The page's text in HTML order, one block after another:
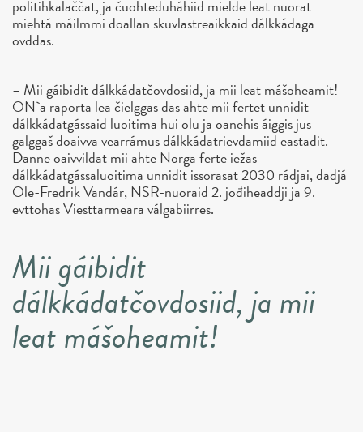
politihkalaččat, ja čuohteduháhiid mielde leat nuorat
miehtá máilmmi doallan skuvlastreaikkaid dálkkádaga
ovddas.
– Mii gáibidit dálkkádatčovdosiid, ja mii leat mášoheamit!
ON`a raporta lea čielggas das ahte mii fertet unnidit
dálkkádatgássaid luoitima hui olu ja oanehis áiggis jus
galggaš doaivva vearrámus dálkkádatrievdamiid eastadit.
Danne oaivvildat mii ahte Norga ferte iežas
dálkkádatgássaluoitima unnidit issorasat 2030 rádjai, dadjá
Ole-Fredrik Vandár, NSR-nuoraid 2. jođiheaddji ja 9.
evttohas Viesttarmeara válgabiirres.
Mii gáibidit
dálkkádatčovdosiid, ja mii
leat mášoheamit!